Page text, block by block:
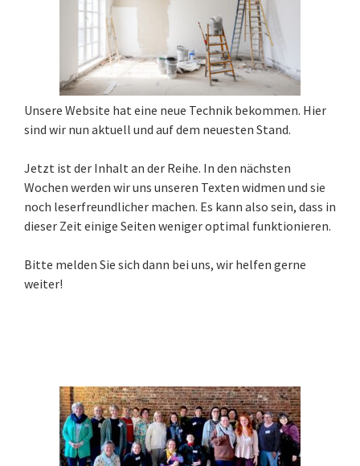
Unsere Website hat eine neue Technik bekommen. Hier
sind wir nun aktuell und auf dem neuesten Stand.
Jetzt ist der Inhalt an der Reihe. In den nächsten
Wochen werden wir uns unseren Texten widmen und sie
noch leserfreundlicher machen. Es kann also sein, dass in
dieser Zeit einige Seiten weniger optimal funktionieren.
Bitte melden Sie sich dann bei uns, wir helfen gerne
weiter!